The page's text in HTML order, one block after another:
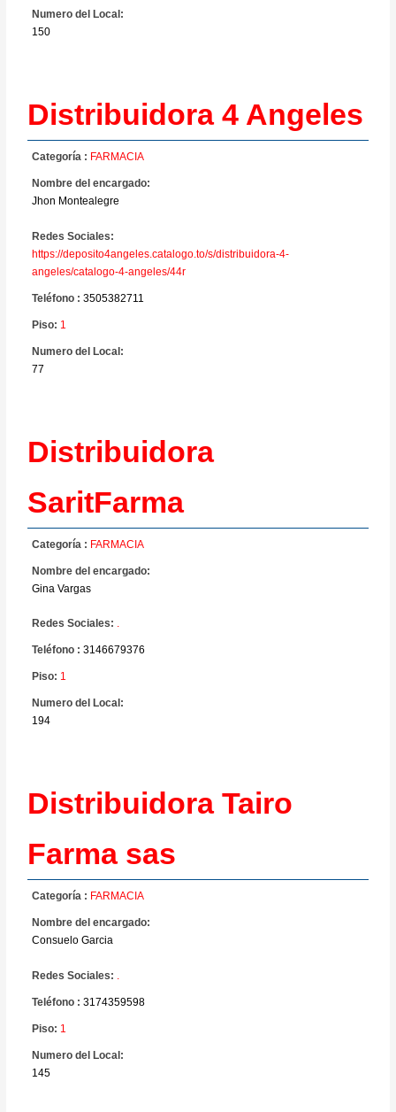
Numero del Local:
150
Distribuidora 4 Angeles
Categoría : FARMACIA
Nombre del encargado:
Jhon Montealegre
Redes Sociales:
https://deposito4angeles.catalogo.to/s/distribuidora-4-
angeles/catalogo-4-angeles/44r
Teléfono : 3505382711
Piso: 1
Numero del Local:
77
Distribuidora
SaritFarma
Categoría : FARMACIA
Nombre del encargado:
Gina Vargas
Redes Sociales: .
Teléfono : 3146679376
Piso: 1
Numero del Local:
194
Distribuidora Tairo
Farma sas
Categoría : FARMACIA
Nombre del encargado:
Consuelo Garcia
Redes Sociales: .
Teléfono : 3174359598
Piso: 1
Numero del Local:
145